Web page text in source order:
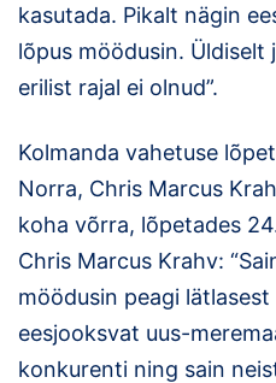
kasutada. Pikalt nägin
lõpus möödusin. Üldiselt
erilist rajal ei olnud”.
Kolmanda vahetuse
Norra, Chris Marcus
koha võrra, lõpetades
Chris Marcus Krahv:
möödusin peagi
eesjooksvat uus-
konkurenti ning sain